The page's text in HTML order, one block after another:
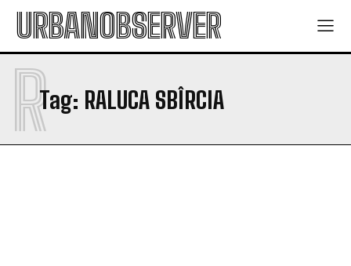
Company
Company
URBANOBSERVER
Tag: RALUCA SBÎRCIA
R